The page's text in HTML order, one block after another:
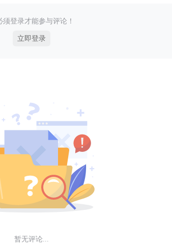
须登录才能参与评论！
立即登录
暂无评论...